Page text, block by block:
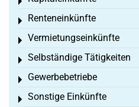
Renteneinkünfte
Toggle menu
Vermietungseinkünfte
Toggle menu
Selbständige Tätigkeiten
Toggle menu
Gewerbebetriebe
Toggle menu
Sonstige Einkünfte
Toggle menu